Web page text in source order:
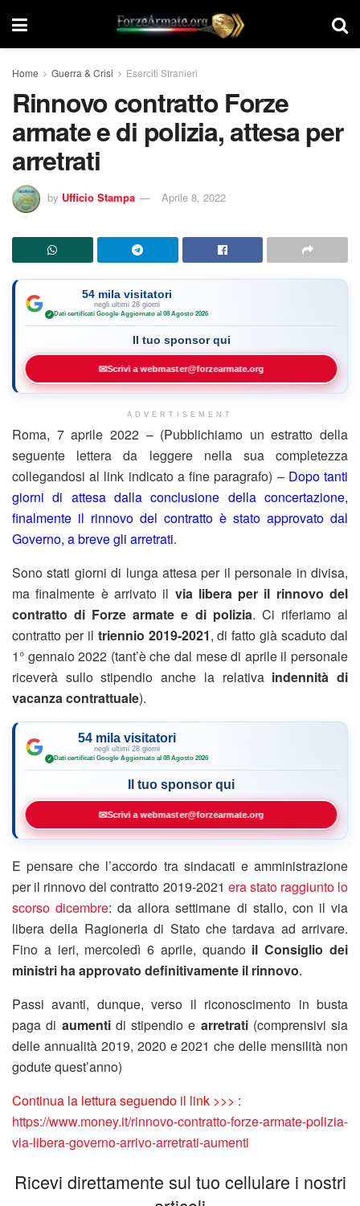
Home Guerra & Crisi Eserciti Stranieri
Rinnovo contratto Forze
armate e di polizia, attesa per
arretrati
by Ufficio Stampa Aprile 8, 2022
54 mila visitatori
negli ultimi 28 giorni
✓ Dati certificati Google·Aggiornato al 08 Agosto 2026
Il tuo sponsor qui
✉Scrivi a webmaster@forzearmate.org
ADVERTISEMENT
Roma, 7 aprile 2022 – (Pubblichiamo un estratto della
seguente lettera da leggere nella sua completezza
collegandosi al link indicato a fine paragrafo) – Dopo tanti
giorni di attesa dalla conclusione della concertazione,
finalmente il rinnovo del contratto è stato approvato dal
Governo, a breve gli arretrati.
Sono stati giorni di lunga attesa per il personale in divisa,
ma finalmente è arrivato il via libera per il rinnovo del
contratto di Forze armate e di polizia. Ci riferiamo al
contratto per il triennio 2019-2021, di fatto già scaduto dal
1° gennaio 2022 (tant’è che dal mese di aprile il personale
riceverà sullo stipendio anche la relativa indennità di
vacanza contrattuale).
54 mila visitatori
negli ultimi 28 giorni
✓ Dati certificati Google·Aggiornato al 08 Agosto 2026
Il tuo sponsor qui
✉Scrivi a webmaster@forzearmate.org
E pensare che l’accordo tra sindacati e amministrazione
per il rinnovo del contratto 2019-2021 era stato raggiunto lo
scorso dicembre: da allora settimane di stallo, con il via
libera della Ragioneria di Stato che tardava ad arrivare.
Fino a ieri, mercoledì 6 aprile, quandoil Consiglio dei
ministri ha approvato definitivamente il rinnovo.
Passi avanti, dunque, verso il riconoscimento in busta
paga di aumentidi stipendio e arretrati(comprensivi sia
delle annualità 2019, 2020 e 2021 che delle mensilità non
godute quest’anno)
Continua la lettura seguendo il link >>> :
https://www.money.it/rinnovo-contratto-forze-armate-polizia-
via-libera-governo-arrivo-arretrati-aumenti
Ricevi direttamente sul tuo cellulare i nostri